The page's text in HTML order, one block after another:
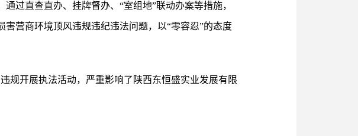
过直查直办、挂牌督办、“室组地”联动办案等措施，
营商环境顶风违规违纪违法问题，以“零容忍”的态度
规开展执法活动，严重影响了陕西东恒盛实业发展有限